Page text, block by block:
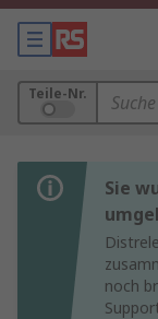
Teile-Nr.
Sie
noch